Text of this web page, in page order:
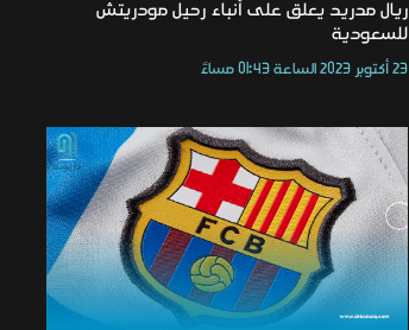
ريال مدريد يعلق على أنباء رحيل مودريتش
للسعودية
23 أكتوبر 2023 الساعة 01:43 مساءً